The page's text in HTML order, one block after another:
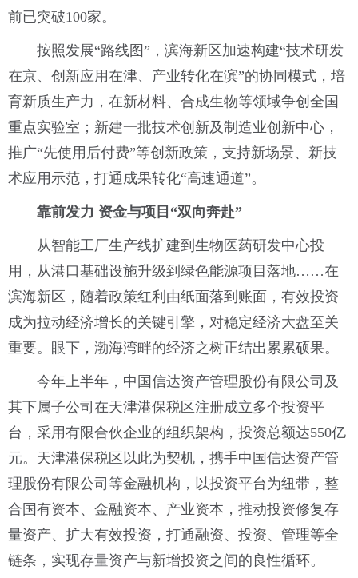
前已突破100家。
按照发展“路线图”，滨海新区加速构建“技术研发
在京、创新应用在津、产业转化在滨”的协同模式，培
育新质生产力，在新材料、合成生物等领域争创全国
重点实验室；新建一批技术创新及制造业创新中心，
推广“先使用后付费”等创新政策，支持新场景、新技
术应用示范，打通成果转化“高速通道”。
靠前发力 资金与项目“双向奔赴”
从智能工厂生产线扩建到生物医药研发中心投
用，从港口基础设施升级到绿色能源项目落地……在
滨海新区，随着政策红利由纸面落到账面，有效投资
成为拉动经济增长的关键引擎，对稳定经济大盘至关
重要。眼下，渤海湾畔的经济之树正结出累累硕果。
今年上半年，中国信达资产管理股份有限公司及
其下属子公司在天津港保税区注册成立多个投资平
台，采用有限合伙企业的组织架构，投资总额达550亿
元。天津港保税区以此为契机，携手中国信达资产管
理股份有限公司等金融机构，以投资平台为纽带，整
合国有资本、金融资本、产业资本，推动投资修复存
量资产、扩大有效投资，打通融资、投资、管理等全
链条，实现存量资产与新增投资之间的良性循环。